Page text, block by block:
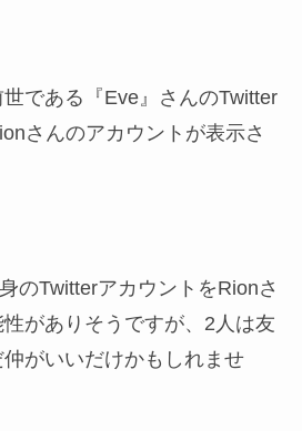
である『Eve』さんのTwitter
さんのアカウントが表示さ
のTwitterアカウントをRionさ
がありそうですが、2人は友
がいいだけかもしれませ